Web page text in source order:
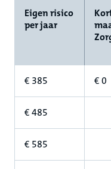
Eigen risico
per jaar
€ 385 € 0
€ 485
€ 585